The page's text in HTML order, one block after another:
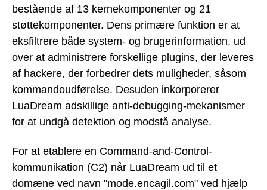
bestående af 13 kernekomponenter og 21
støttekomponenter. Dens primære funktion er at
eksfiltrere både system- og brugerinformation, ud
over at administrere forskellige plugins, der leveres
af hackere, der forbedrer dets muligheder, såsom
kommandoudførelse. Desuden inkorporerer
LuaDream adskillige anti-debugging-mekanismer
for at undgå detektion og modstå analyse.
For at etablere en Command-and-Control-
kommunikation (C2) når LuaDream ud til et
domæne ved navn "mode.encagil.com" ved hjælp